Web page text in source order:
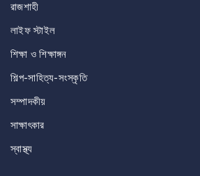
রাজশাহী
লাইফ স্টাইল
শিক্ষা ও শিক্ষাঙ্গন
শিল্প-সাহিত্য-সংস্কৃতি
সম্পাদকীয়
সাক্ষাৎকার
স্বাস্থ্য